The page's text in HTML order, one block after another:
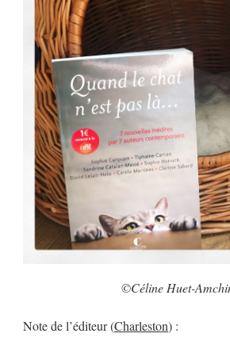
©Céline Huet-
Note de l’éditeur (Charleston) :